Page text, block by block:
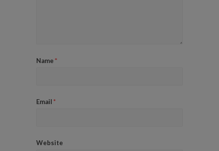
Name*
Email*
Website